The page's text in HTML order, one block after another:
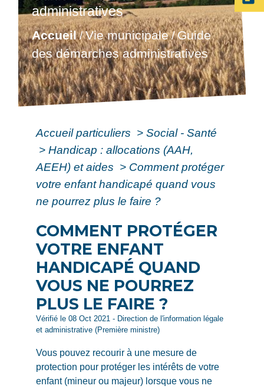
administratives
Accueil/Vie municipale/Guide
des démarches administratives
Accueil particuliers > Social - Santé
> Handicap : allocations (AAH,
AEEH) et aides > Comment protéger
votre enfant handicapé quand vous
ne pourrez plus le faire ?
COMMENT PROTÉGER
VOTRE ENFANT
HANDICAPÉ QUAND
VOUS NE POURREZ
PLUS LE FAIRE ?
Vérifié le 08 Oct 2021 - Direction de l'information légale
et administrative (Première ministre)
Vous pouvez recourir à une mesure de
protection pour protéger les intérêts de votre
enfant (mineur ou majeur) lorsque vous ne